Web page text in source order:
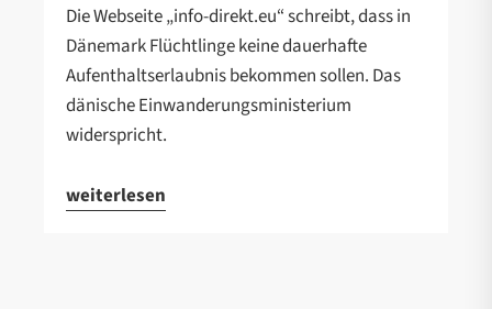
Die Webseite „info-direkt.eu“ schreibt, dass in
Dänemark Flüchtlinge keine dauerhafte
Aufenthaltserlaubnis bekommen sollen. Das
dänische Einwanderungsministerium
widerspricht.
weiterlesen